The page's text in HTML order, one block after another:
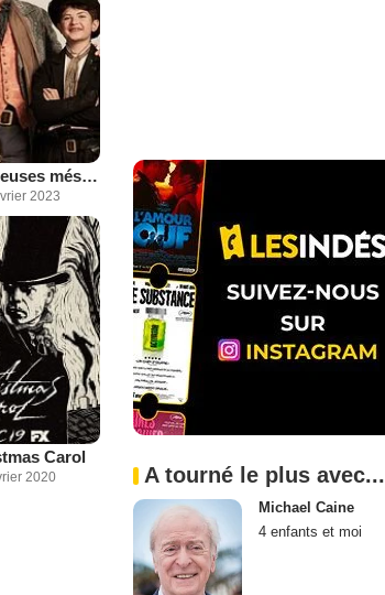
Les fabuleuses mésaventures de Renard
2023
Carol
2020 A tourné le plus avec...
Michael Caine
4 enfants et moi